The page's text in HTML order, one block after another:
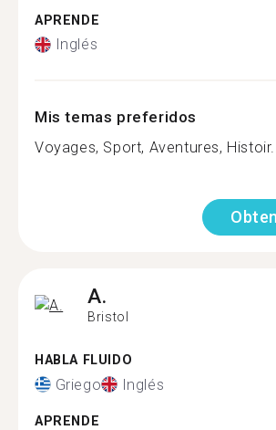
APRENDE
Inglés
Mis temas preferidos
Voyages, Sport, Aventures,
A.
Bristol
HABLA FLUIDO
Griego Inglés
APRENDE